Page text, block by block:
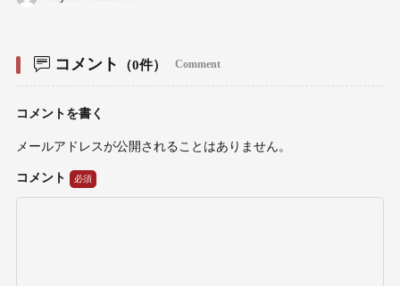
コメント （0件） Comment
コメントを書く
メールアドレスが公開されることはありません。
コメント